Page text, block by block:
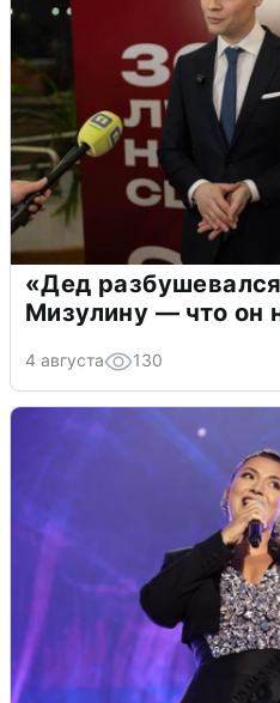
«Дед
Мизулину — что он
4 августа 130